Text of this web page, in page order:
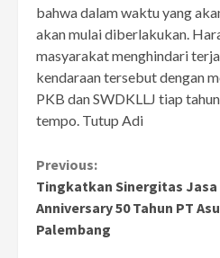
bahwa dalam waktu yang
akan mulai diberlakukan.
masyarakat menghindari
kendaraan tersebut dengan
PKB dan SWDKLLJ tiap
tempo. Tutup Adi
Continue
Reading
Previous:
Tingkatkan Sinergitas Jasa
Anniversary 50 Tahun PT
Palembang